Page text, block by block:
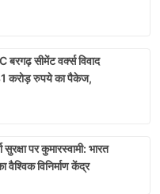
बरगढ़ सीमेंट वर्क्स विवाद
करोड़ रुपये का पैकेज,
सुरक्षा पर कुमारस्वामी: भारत
वैश्विक विनिर्माण केंद्र